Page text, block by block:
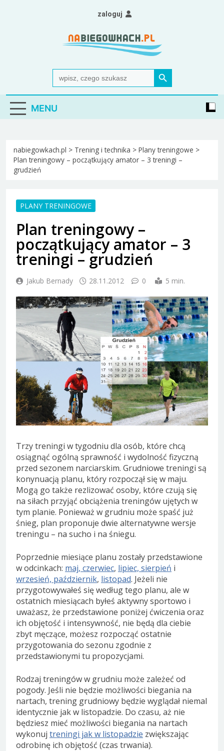
Nabiegowkach.pl
portal miłośników narciarstwa biegowego
Search
for:
Search Button
zaloguj
MENU
nabiegowkach.pl > Trening i technika > Plany treningowe >
Plan treningowy – początkujący amator – 3 treningi –
grudzień
PLANY TRENINGOWE
Plan treningowy –
początkujący amator – 3
treningi – grudzień
Jakub Bernady 28.11.2012 0 5 min.
Trzy treningi w tygodniu dla osób, które chcą
osiągnąć ogólną sprawność i wydolność fizyczną
przed sezonem narciarskim. Grudniowe treningi są
konynuacją planu, który rozpoczął się w maju.
Mogą go także rezlizować osoby, które czują się
na siłach przyjąć obciążenia treningów ujętych w
tym planie. Ponieważ w grudniu może spaść już
śnieg, plan proponuje dwie alternatywne wersje
treningu – na sucho i na śniegu.
Poprzednie miesiące planu zostały przedstawione
w odcinkach: maj, czerwiec, lipiec, sierpień i
wrzesień, październik, listopad. Jeżeli nie
przygotowywałeś się według tego planu, ale w
ostatnich miesiącach byłeś aktywny sportowo i
uważasz, że przedstawione poniżej ćwiczenia oraz
ich objętość i intensywność, nie będą dla ciebie
zbyt męczące, możesz rozpocząć ostatnie
przygotowania do sezonu zgodnie z
przedstawionymi tu propozycjami.
Rodzaj treningów w grudniu może zależeć od
pogody. Jeśli nie będzie możliwości biegania na
nartach, trening grudniowy będzie wyglądał niemal
identycznie jak w listopadzie. Do czasu, aż nie
będziesz mieć możliwości biegania na nartach
wykonuj treningi jak w listopadzie zwiększając
odrobinę ich objętość (czas trwania).